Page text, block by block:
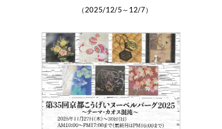
（2025/12/5 ～ 12/7）